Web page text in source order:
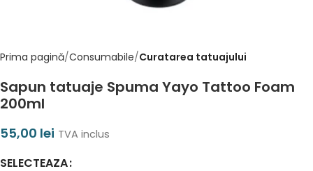
Prima pagină Consumabile Curatarea tatuajului
Sapun tatuaje Spuma Yayo Tattoo Foam
200ml
55,00 lei TVA inclus
SELECTEAZA